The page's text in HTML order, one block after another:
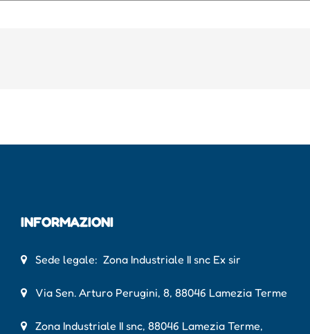
INFORMAZIONI
Sede legale: Zona Industriale II snc Ex sir
Via Sen. Arturo Perugini, 8, 88046 Lamezia Terme
Zona Industriale II snc, 88046 Lamezia Terme,